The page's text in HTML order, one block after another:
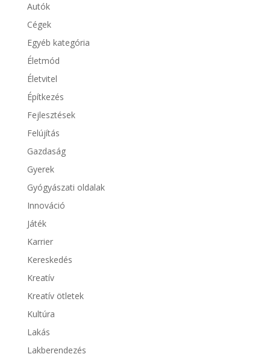
Autók
Cégek
Egyéb kategória
Életmód
Életvitel
Építkezés
Fejlesztések
Felújítás
Gazdaság
Gyerek
Gyógyászati oldalak
Innováció
Játék
Karrier
Kereskedés
Kreatív
Kreatív ötletek
Kultúra
Lakás
Lakberendezés